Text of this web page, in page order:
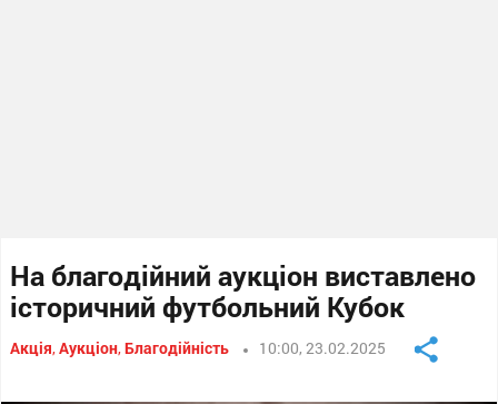
На благодійний аукціон виставлено
історичний футбольний Кубок
Акція,Аукціон,Благодійність 10:00, 23.02.2025